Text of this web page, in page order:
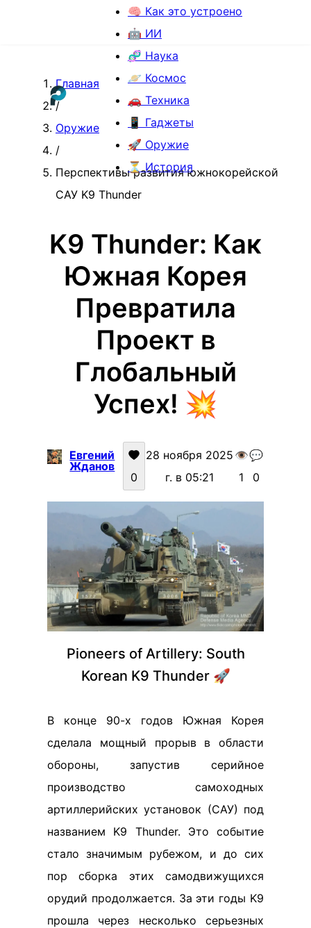
🧠 Как это устроено
🤖 ИИ
🧬 Наука
🪐 Космос
🚗 Техника
📱 Гаджеты
🚀 Оружие
⏳ История
Главная
/
Оружие
/
Перспективы развития южнокорейской
САУ K9 Thunder
K9 Thunder: Как
Южная Корея
Превратила
Проект в
Глобальный
Успех! 💥
Евгений
Жданов
0
28 ноября 2025
г. в 05:21
👁️
1
💬
0
Pioneers of Artillery: South
Korean K9 Thunder 🚀
В конце 90-х годов Южная Корея
сделала мощный прорыв в области
обороны, запустив серийное
производство самоходных
артиллерийских установок (САУ) под
названием K9 Thunder. Это событие
стало значимым рубежом, и до сих
пор сборка этих самодвижущихся
орудий продолжается. За эти годы K9
прошла через несколько серьезных